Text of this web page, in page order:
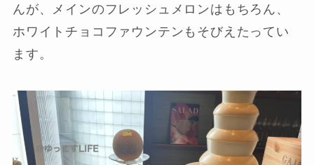
んが、メインのフレッシュメロンはもちろん、
ホワイトチョコファウンテンもそびえたってい
ます。